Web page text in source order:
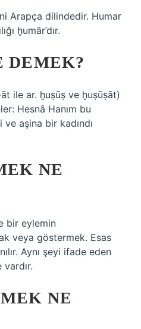
Arapça dilindedir. Humar
ḫumār’dır.
DEMEK?
Hesnâ Hanım bu
aşina bir kadındı
NE
bir eylemin
veya göstermek. Esas
Aynı şeyi ifade eden
NE